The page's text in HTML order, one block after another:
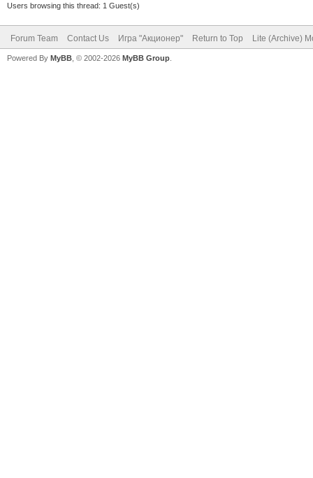
Users browsing this thread: 1 Guest(s)
Forum Team Contact Us Игра "Акционер" Return to Top Lite (Archive)
Powered By MyBB , © 2002-2026 MyBB Group